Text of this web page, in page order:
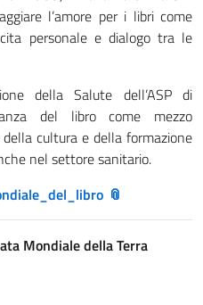
l’amore per i libri come
personale e dialogo tra le
della Salute dell’ASP di
del libro come mezzo
cultura e della formazione
nel settore sanitario.
Mondiale della Terra